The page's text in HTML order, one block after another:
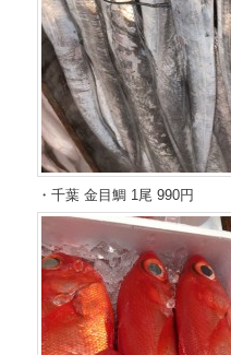
・千葉 金目鯛 1尾 990円